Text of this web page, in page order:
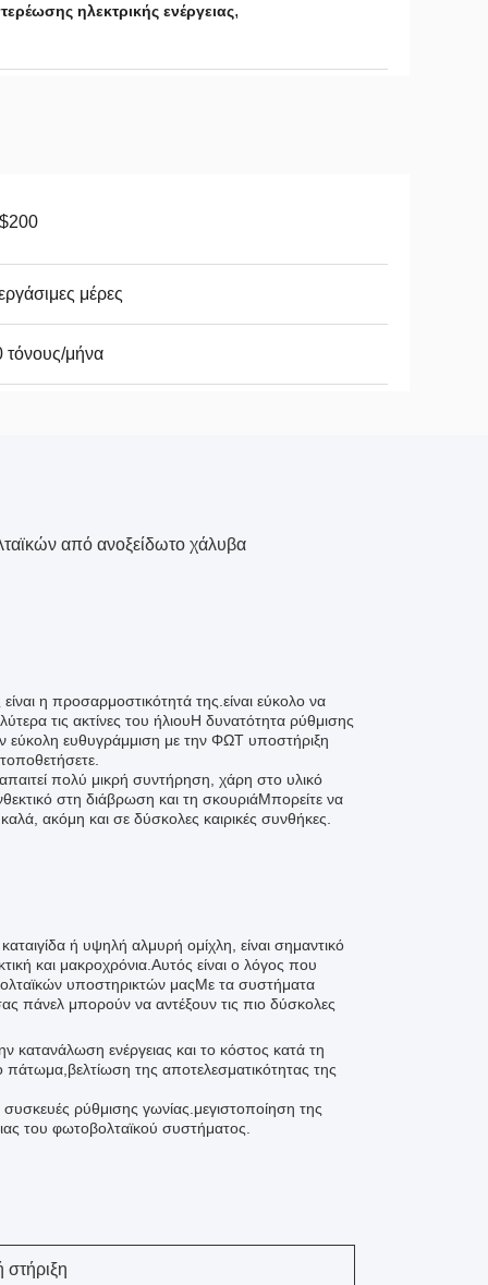
ηλεκτρικής ενέργειας,
μέρες
τόνους/μήνα
από ανοξείδωτο χάλυβα
η προσαρμοστικότητά της.είναι εύκολο να
τις ακτίνες του ήλιουΗ δυνατότητα ρύθμισης
εύκολη ευθυγράμμιση με την ΦΩΤ υποστήριξη
πολύ μικρή συντήρηση, χάρη στο υλικό
στη διάβρωση και τη σκουριάΜπορείτε να
ακόμη και σε δύσκολες καιρικές συνθήκες.
ή υψηλή αλμυρή ομίχλη, είναι σημαντικό
και μακροχρόνια.Αυτός είναι ο λόγος που
υποστηρικτών μαςΜε τα συστήματα
πάνελ μπορούν να αντέξουν τις πιο δύσκολες
κατανάλωση ενέργειας και το κόστος κατά τη
της αποτελεσματικότητας της
συσκευές ρύθμισης γωνίας.μεγιστοποίηση της
του φωτοβολταϊκού συστήματος.
στήριξη